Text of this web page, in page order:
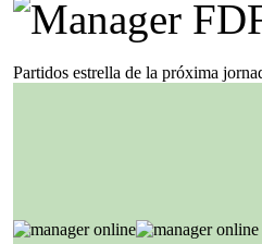
Partidos estrella de la próxima